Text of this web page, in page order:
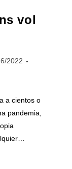
vol
2022
a cientos o
pandemia,